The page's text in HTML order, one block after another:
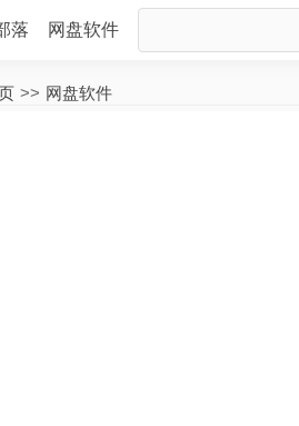
落 网盘软件
>> 网盘软件